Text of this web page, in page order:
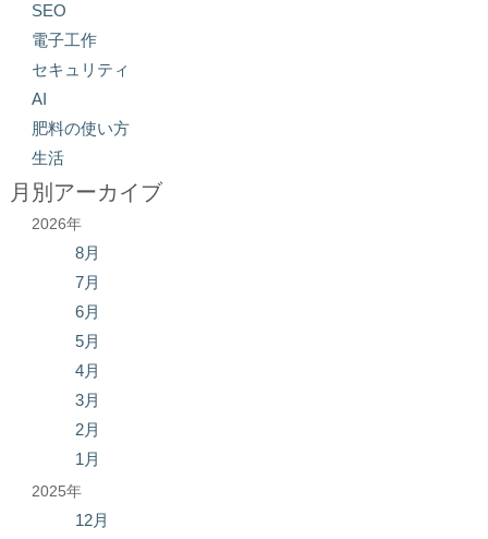
SEO
電子工作
セキュリティ
AI
肥料の使い方
生活
月別アーカイブ
2026年
8月
7月
6月
5月
4月
3月
2月
1月
2025年
12月